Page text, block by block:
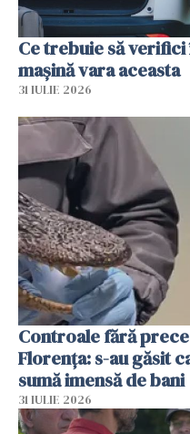
Ce trebuie să
mașină vara aceasta
31 IULIE 2026
Controale fără
Florența: s-au găsit
sumă imensă de bani
31 IULIE 2026